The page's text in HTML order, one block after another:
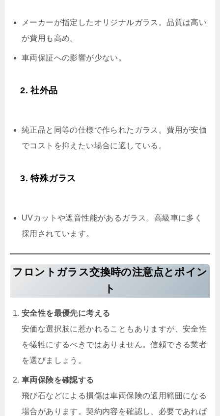
メーカーが指定したオリジナルガラス。品質は高い
が費用も高め。
車両保証への影響が少ない。
2. 社外品
純正品と同等の仕様で作られたガラス。費用が安価
でコストを抑えたい場合に適している。
3. 特殊ガラス
UVカットや遮音性能があるガラス。高級車に多く
採用されています。
フロントガラス交換時の注意点とポイン
ト
安全性を最優先に考える
安価な選択肢に惹かれることもありますが、安全性
を犠牲にするべきではありません。信頼できる業者
を選びましょう。
車両保険を確認する
飛び石などによる損傷は車両保険の適用範囲になる
場合があります。契約内容を確認し、必要であれば